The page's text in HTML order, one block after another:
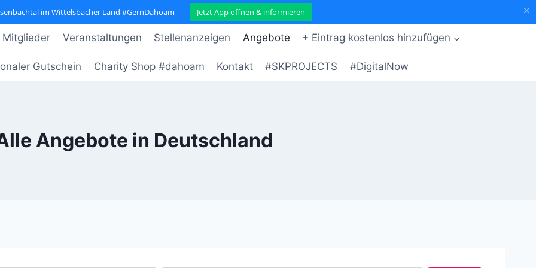
im Wittelsbacher Land #GernDahoam Jetzt App öffnen & informieren ×
Mitglieder Veranstaltungen Stellenanzeigen Angebote + Eintrag kostenlos hinzufügen
Gutschein Charity Shop #dahoam Kontakt #SKPROJECTS #DigitalNow
Angebote in Deutschland